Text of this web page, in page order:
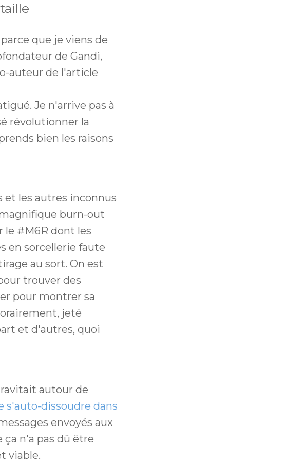
parce que je viens de
de Gandi,
auteur de l'article
Je n'arrive pas à
révolutionner la
bien les raisons
et les autres inconnus
burn-out
le #M6R dont les
en sorcellerie faute
au sort. On est
trouver des
pour montrer sa
jeté
et d'autres, quoi
autour de
s'auto-dissoudre dans
envoyés aux
n'a pas dû être
viable.